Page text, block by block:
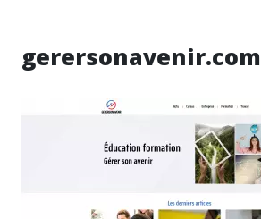
gerersonavenir.com